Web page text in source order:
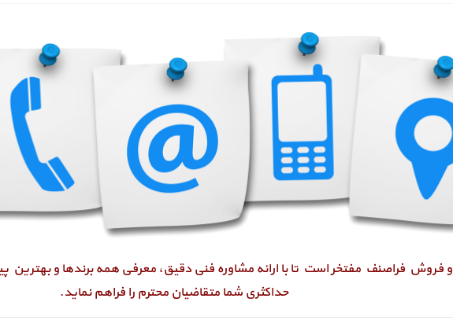
فروش فراصنف مفتخر است تا با ارائه مشاوره فنی دقیق، معرفی همه برندها و
حداکثری شما متقاضیانمحترم را فراهم نماید.